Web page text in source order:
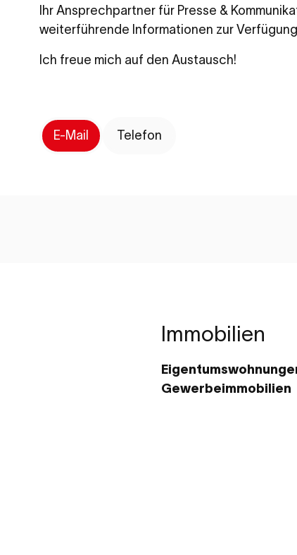
Ihr Ansprechpartner für Presse &
weiterführende Informationen zur
Ich freue mich auf den Austausch!
E-Mail Telefon
Immobilien
Gewerbeimmobilien